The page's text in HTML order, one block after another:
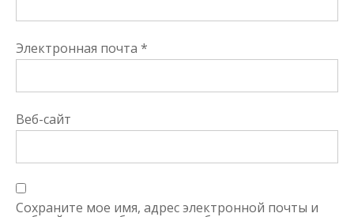
Электронная почта *
Веб-сайт
Сохраните мое имя, адрес электронной почты и